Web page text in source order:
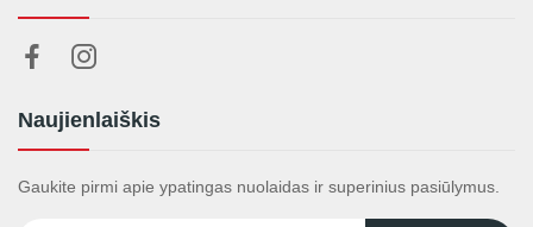
Naujienlaiškis
Gaukite pirmi apie ypatingas nuolaidas ir superinius pasiūlymus.